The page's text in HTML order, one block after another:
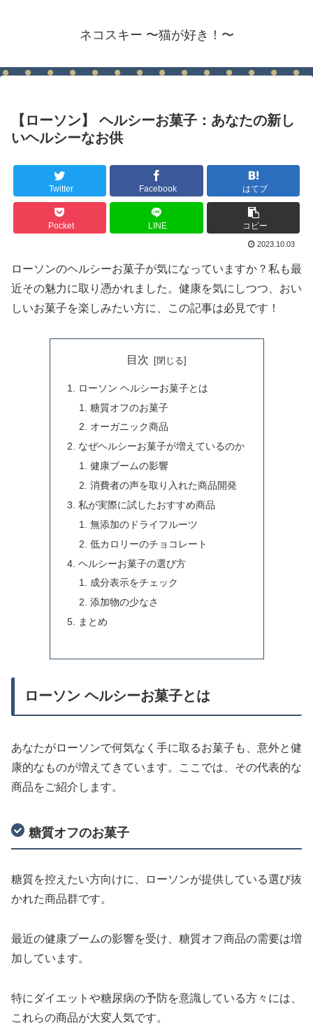
ネコスキー 〜猫が好き！〜
【ローソン】 ヘルシーお菓子：あなたの新し
いヘルシーなお供
Twitter Facebook はてブ
Pocket LINE コピー
2023.10.03
ローソンのヘルシーお菓子が気になっていますか？私も最
近その魅力に取り憑かれました。健康を気にしつつ、おい
しいお菓子を楽しみたい方に、この記事は必見です！
目次
ローソン ヘルシーお菓子とは
糖質オフのお菓子
オーガニック商品
なぜヘルシーお菓子が増えているのか
健康ブームの影響
消費者の声を取り入れた商品開発
私が実際に試したおすすめ商品
無添加のドライフルーツ
低カロリーのチョコレート
ヘルシーお菓子の選び方
成分表示をチェック
添加物の少なさ
まとめ
ローソン ヘルシーお菓子とは
あなたがローソンで何気なく手に取るお菓子も、意外と健
康的なものが増えてきています。ここでは、その代表的な
商品をご紹介します。
糖質オフのお菓子
糖質を控えたい方向けに、ローソンが提供している選び抜
かれた商品群です。
最近の健康ブームの影響を受け、糖質オフ商品の需要は増
加しています。
特にダイエットや糖尿病の予防を意識している方々には、
これらの商品が大変人気です。